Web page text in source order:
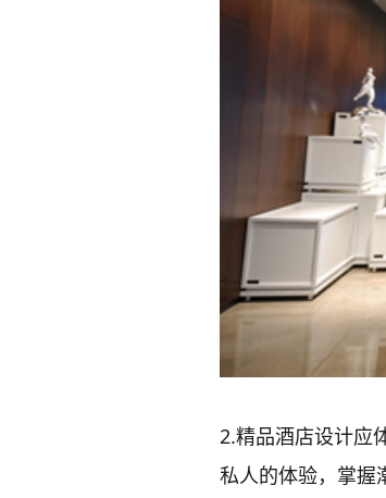
2.精品酒店设计应
私人的体验，掌握